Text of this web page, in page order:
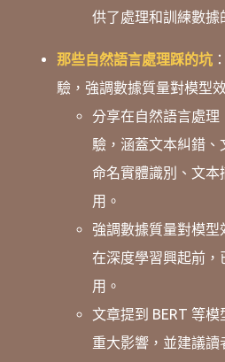
供了處理和訓練數據
那些自然語言處理踩的坑 ：
驗，強調數據質量對模型
分享在自然語言處理
驗，涵蓋文本糾錯、
命名實體識別、文
用。
強調數據質量對模型
在深度學習興起前
用。
文章提到 BERT 等模
重大影響，並建議讀